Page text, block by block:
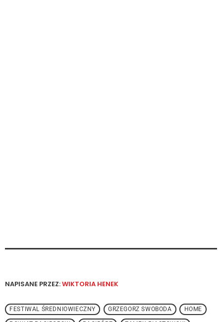
NAPISANE PRZEZ:WIKTORIA HENEK
FESTIWAL ŚREDNIOWIECZNY GRZEGORZ SWOBODA HOME